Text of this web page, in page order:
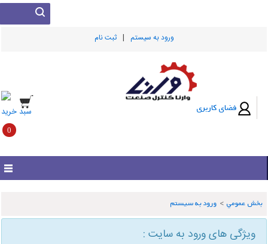
ورود به سيستم| ثبت نام
فضای کاربری سبد خرید
0
بخش عمومي> ورود به سیستم
ویژگی های ورود به سایت :